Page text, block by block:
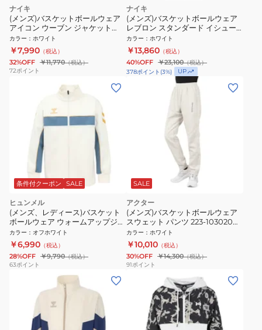
ナイキ
(メンズ)バスケットボールウェア
アイコン ウーブン ジャケット
HV3364-133
カラー ： ホワイト
￥7,990 （税込）
32%OFF ￥11,770（税込）
72ポイント
ナイキ
(メンズ)バスケットボールウェア
レブロン スタンダード イシュー
Therma-FIT 中綿入りジャケット
HV3499-133
カラー ： ホワイト
￥13,860 （税込）
40%OFF ￥23,100（税込）
378ポイント (3%) UP
条件付クーポン SALE
ヒュンメル
(メンズ、レディース)バスケット
ボールウェア ウォームアップジャ
ケット HAPB2122-11
カラー ： オフホワイト
￥6,990 （税込）
28%OFF ￥9,790（税込）
63ポイント
SALE
アクター
(メンズ)バスケットボールウェア
スウェット パンツ 223-103020
WH
カラー ： ホワイト
￥10,010 （税込）
30%OFF ￥14,300（税込）
91ポイント